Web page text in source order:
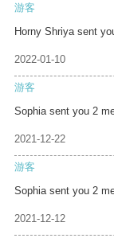
游客
Horny Shriya sent
2022-01-10
游客
Sophia sent you 2
2021-12-22
游客
Sophia sent you 2
2021-12-12